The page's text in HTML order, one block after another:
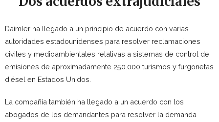
Daimler ha llegado a un principio de acuerdo con varias
autoridades estadounidenses para resolver reclamaciones
civiles y medioambientales relativas a sistemas de control de
emisiones de aproximadamente 250.000 turismos y furgonetas
diésel en Estados Unidos.
La compañía también ha llegado a un acuerdo con los
abogados de los demandantes para resolver la demanda